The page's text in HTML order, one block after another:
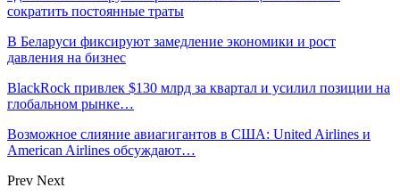
сократить постоянные траты
В Беларуси фиксируют замедление экономики и рост
давления на бизнес
BlackRock привлек $130 млрд за квартал и усилил позиции на
глобальном рынке…
Возможное слияние авиагигантов в США: United Airlines и
American Airlines обсуждают…
Prev Next